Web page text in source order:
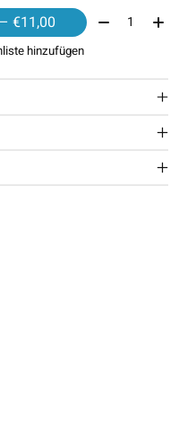
— €11,00 Menge:
hinzufügen